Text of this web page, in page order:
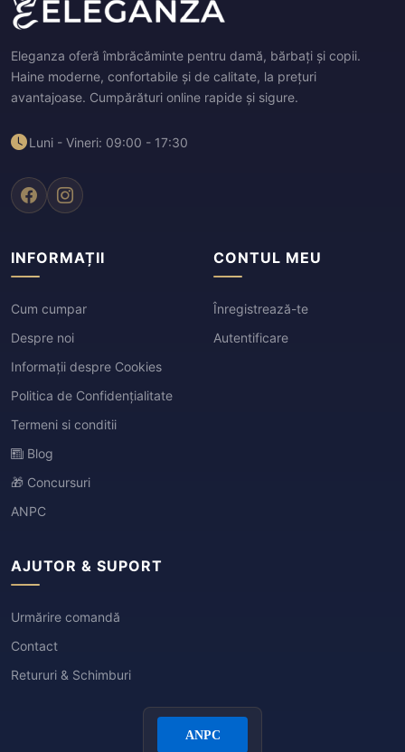
Eleganza oferă îmbrăcăminte pentru damă, bărbați și copii.
Haine moderne, confortabile și de calitate, la prețuri
avantajoase. Cumpărături online rapide și sigure.
Luni - Vineri: 09:00 - 17:30
INFORMAȚII
Cum cumpar
Despre noi
Informații despre Cookies
Politica de Confidențialitate
Termeni si conditii
Blog
🎁 Concursuri
ANPC
CONTUL MEU
Înregistrează-te
Autentificare
AJUTOR & SUPORT
Urmărire comandă
Contact
Retururi & Schimburi